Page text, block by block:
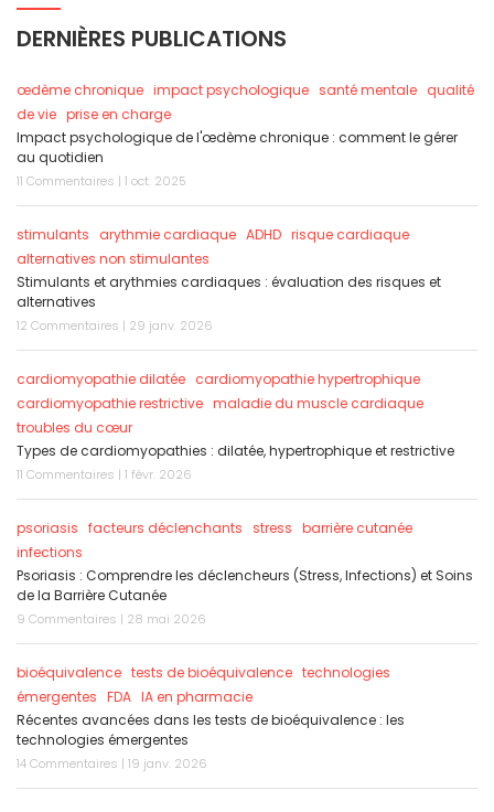
DERNIÈRES PUBLICATIONS
œdème chronique impact psychologique santé mentale qualité
de vie prise en charge
Impact psychologique de l'œdème chronique : comment le gérer
au quotidien
11 Commentaires | 1 oct. 2025
stimulants arythmie cardiaque ADHD risque cardiaque
alternatives non stimulantes
Stimulants et arythmies cardiaques : évaluation des risques et
alternatives
12 Commentaires | 29 janv. 2026
cardiomyopathie dilatée cardiomyopathie hypertrophique
cardiomyopathie restrictive maladie du muscle cardiaque
troubles du cœur
Types de cardiomyopathies : dilatée, hypertrophique et restrictive
11 Commentaires | 1 févr. 2026
psoriasis facteurs déclenchants stress barrière cutanée
infections
Psoriasis : Comprendre les déclencheurs (Stress, Infections) et Soins
de la Barrière Cutanée
9 Commentaires | 28 mai 2026
bioéquivalence tests de bioéquivalence technologies
émergentes FDA IA en pharmacie
Récentes avancées dans les tests de bioéquivalence : les
technologies émergentes
14 Commentaires | 19 janv. 2026